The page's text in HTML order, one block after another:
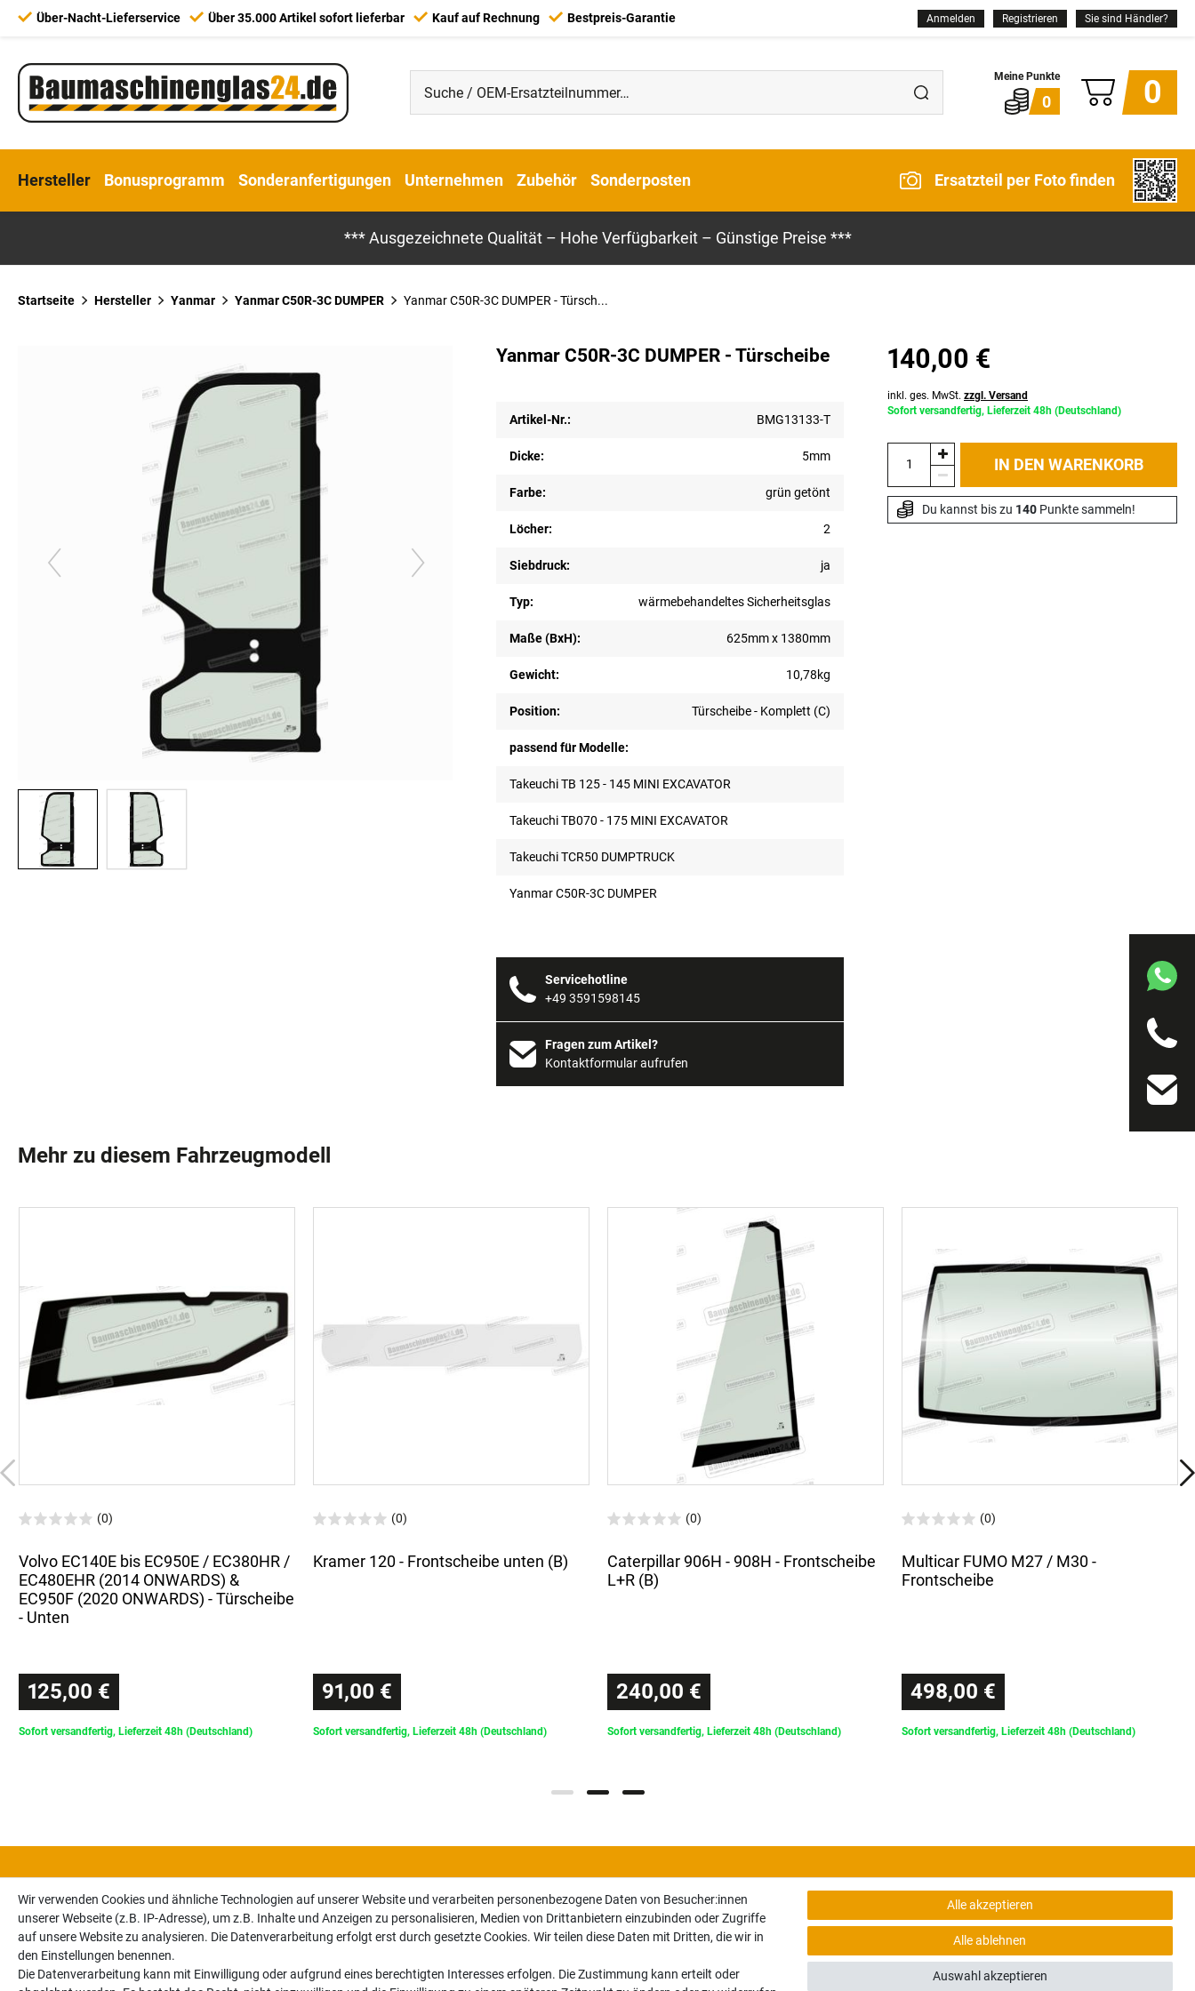
Über-Nacht-Lieferservice Über 35.000 Artikel sofort lieferbar Kauf auf Rechnung Bestpreis-Garantie Anmelden Registrieren Sie sind Händler?
0 0
Hersteller Bonusprogramm Sonderanfertigungen Unternehmen Zubehör Sonderposten Ersatzteil per Foto finden
*** Ausgezeichnete Qualität – Hohe Verfügbarkeit – Günstige Preise ***
Startseite Hersteller Yanmar Yanmar C50R-3C DUMPER Yanmar C50R-3C DUMPER - Türsch...
Yanmar C50R-3C DUMPER - Türscheibe
Artikel-Nr.: BMG13133-T
Dicke: 5mm
Farbe: grün getönt
Löcher: 2
Siebdruck: ja
Typ: wärmebehandeltes Sicherheitsglas
Maße (BxH): 625mm x 1380mm
Gewicht: 10,78kg
Position: Türscheibe - Komplett (C)
passend für Modelle:
Takeuchi TB 125 - 145 MINI EXCAVATOR
Takeuchi TB070 - 175 MINI EXCAVATOR
Takeuchi TCR50 DUMPTRUCK
Yanmar C50R-3C DUMPER
Servicehotline
+49 3591598145
Fragen zum Artikel?
Kontaktformular aufrufen
140,00 €
inkl. ges. MwSt. zzgl. Versand
Sofort versandfertig, Lieferzeit 48h (Deutschland)
IN DEN WARENKORB
Du kannst bis zu 140 Punkte sammeln!
Mehr zu diesem Fahrzeugmodell
(0)
Volvo EC140E bis EC950E / EC380HR /
EC480EHR (2014 ONWARDS) &
EC950F (2020 ONWARDS) - Türscheibe
- Unten
125,00 €
Sofort versandfertig, Lieferzeit 48h (Deutschland)
(0)
Kramer 120 - Frontscheibe unten (B)
91,00 €
Sofort versandfertig, Lieferzeit 48h (Deutschland)
(0)
Caterpillar 906H - 908H - Frontscheibe
L+R (B)
240,00 €
Sofort versandfertig, Lieferzeit 48h (Deutschland)
(0)
Multicar FUMO M27 / M30 -
Frontscheibe
498,00 €
Sofort versandfertig, Lieferzeit 48h (Deutschland)
Newsletter
Wir verwenden Cookies und ähnliche Technologien auf unserer Website und verarbeiten personenbezogene Daten von Besucher:innen
unserer Webseite (z.B. IP-Adresse), um z.B. Inhalte und Anzeigen zu personalisieren, Medien von Drittanbietern einzubinden oder Zugriffe
auf unsere Website zu analysieren. Die Datenverarbeitung erfolgt erst durch gesetzte Cookies. Wir teilen diese Daten mit Dritten, die wir in
den Einstellungen benennen.
Die Datenverarbeitung kann mit Einwilligung oder aufgrund eines berechtigten Interesses erfolgen. Die Zustimmung kann erteilt oder
Alle akzeptieren
Alle ablehnen
Auswahl akzeptieren